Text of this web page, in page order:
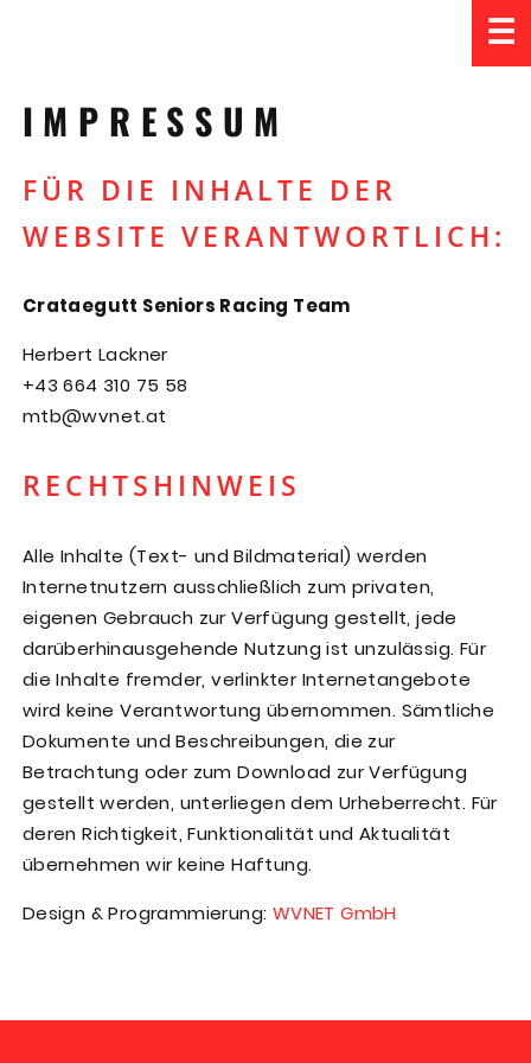
☰
IMPRESSUM
FÜR DIE INHALTE DER
WEBSITE VERANTWORTLICH:
Crataegutt Seniors Racing Team
Herbert Lackner
+43 664 310 75 58
mtb@wvnet.at
RECHTSHINWEIS
Alle Inhalte (Text- und Bildmaterial) werden
Internetnutzern ausschließlich zum privaten,
eigenen Gebrauch zur Verfügung gestellt, jede
darüberhinausgehende Nutzung ist unzulässig. Für
die Inhalte fremder, verlinkter Internetangebote
wird keine Verantwortung übernommen. Sämtliche
Dokumente und Beschreibungen, die zur
Betrachtung oder zum Download zur Verfügung
gestellt werden, unterliegen dem Urheberrecht. Für
deren Richtigkeit, Funktionalität und Aktualität
übernehmen wir keine Haftung.
Design & Programmierung: WVNET GmbH